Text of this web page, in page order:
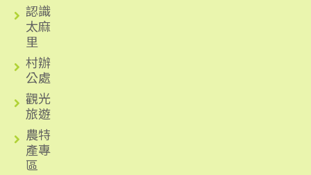
認識
太麻
里
村辦
公處
觀光
旅遊
農特
產專
區